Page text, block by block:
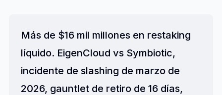
Más de $16 mil millones en restaking
líquido. EigenCloud vs Symbiotic,
incidente de slashing de marzo de
2026, gauntlet de retiro de 16 días,